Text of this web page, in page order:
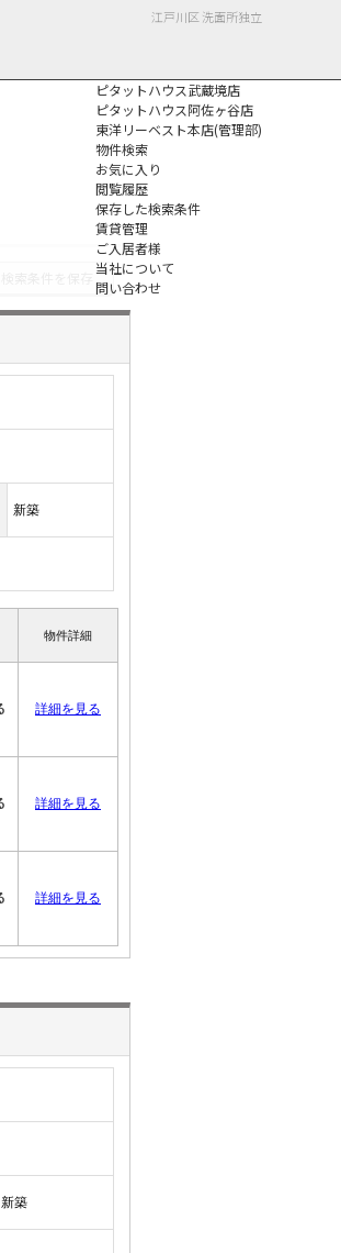
江戸川区 洗面所独立
ピタットハウス武蔵境店
ピタットハウス阿佐ヶ谷店
東洋リーベスト本店(管理部)
物件検索
お気に入り
閲覧履歴
保存した検索条件
賃貸管理
ご入居者様
当社について
問い合わせ
新築
物件詳細
詳細を見る
詳細を見る
詳細を見る
新築